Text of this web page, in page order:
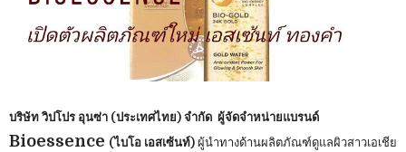
บริษัท วิปโปร อุนซ่า (ประเทศไทย) จํากัด ผู้จัดจำหน่ายแบรนด์
Bioessence (ไบโอ เอสเซ้นท์) ผู้นำทางด้านผลิตภัณฑ์ดูแลผิวสาวเอเชีย